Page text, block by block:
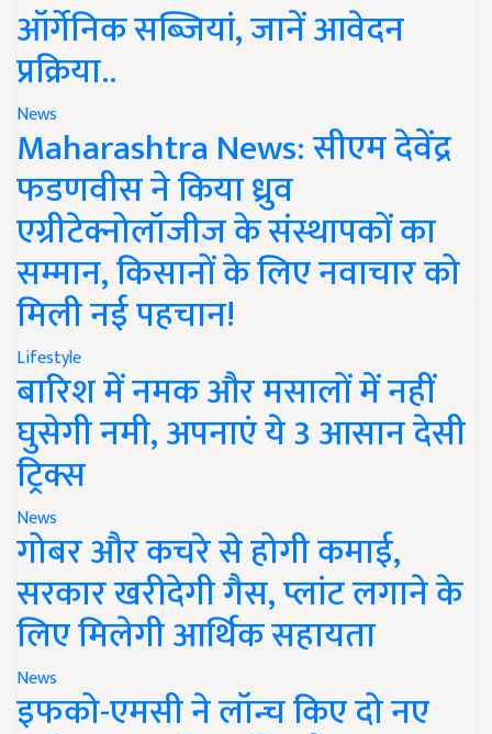
ऑर्गेनिक सब्जियां, जानें आवेदन
प्रक्रिया..
News
Maharashtra News: सीएम देवेंद्र
फडणवीस ने किया ध्रुव
एग्रीटेक्नोलॉजीज के संस्थापकों का
सम्मान, किसानों के लिए नवाचार को
मिली नई पहचान!
Lifestyle
बारिश में नमक और मसालों में नहीं
घुसेगी नमी, अपनाएं ये 3 आसान देसी
ट्रिक्स
News
गोबर और कचरे से होगी कमाई,
सरकार खरीदेगी गैस, प्लांट लगाने के
लिए मिलेगी आर्थिक सहायता
News
इफको-एमसी ने लॉन्च किए दो नए